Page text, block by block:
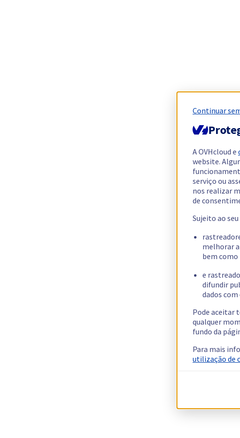
Continuar
A OVHcloud e
website.
serviço ou
nos realizar
de
Sujeito ao
melhorar
bem como
e
difundir
dados
Pode aceitar
qualquer
fundo da
Para mais
utilização de